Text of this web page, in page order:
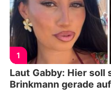
1
Laut Gabby: Hier soll
Brinkmann gerade